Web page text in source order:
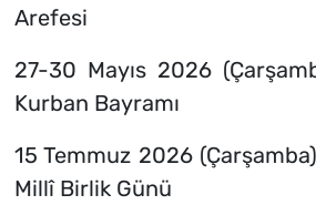
Arefesi
27-30 Mayıs 2026
Kurban Bayramı
15 Temmuz 2026
Millî Birlik Günü